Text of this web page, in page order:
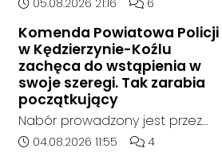
Gliwicki po zgłoszeniu od
zaniepokojonego świadka.
Osoba zgłaszająca zauważyła
unoszący się na wodzie czarny
worek, którego zawartość
wzbudziła jej niepokój.
05.08.2026 21:16 6
Komenda Powiatowa Policji
w Kędzierzynie-Koźlu
zachęca do wstąpienia w
swoje szeregi. Tak zarabia
początkujący
Nabór prowadzony jest przez
cały rok, a dokumenty można
Data dodania artykułu:
04.08.2026 11:55 Liczba
4